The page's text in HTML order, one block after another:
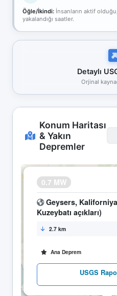
Öğle/İkindi: İnsanların aktif
yakalandığı saatler.
Detaylı
Orjinal
Konum Haritası
& Yakın
Depremler
0.7 MW
Geysers,
Kuzeybatı açıkları)
2.7 km
Ana Deprem
USGS